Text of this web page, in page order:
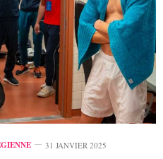
31 JANVIER 2025